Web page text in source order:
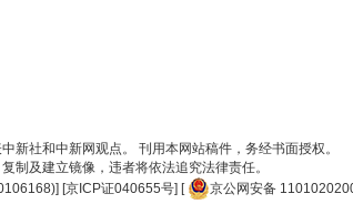
新社和中新网观点。 刊用本网站稿件，务经书面授权。
制及建立镜像，违者将依法追究法律责任。
] [京ICP证040655号] [ 京公网安备